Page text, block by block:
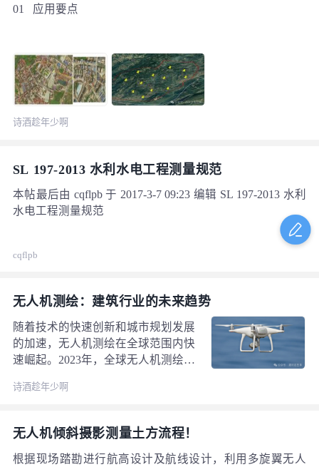
01 应用要点
诗酒趁年少啊
SL 197-2013 水利水电工程测量规范
本帖最后由 cqflpb 于 2017-3-7 09:23 编辑 SL 197-2013 水利
水电工程测量规范
cqflpb
无人机测绘：建筑行业的未来趋势
随着技术的快速创新和城市规划发展
的加速，无人机测绘在全球范围内快
速崛起。2023年，全球无人机测绘市
年，这一数字将飙升至80.6亿美元，
用的无人机类型 在建筑工地测绘
中，主要使用以下三类无人机： 多
旋翼无人机：配有多个旋翼，常见的
诗酒趁年少啊
无人机倾斜摄影测量土方流程！
根据现场踏勘进行航高设计及航线设计，利用多旋翼无人